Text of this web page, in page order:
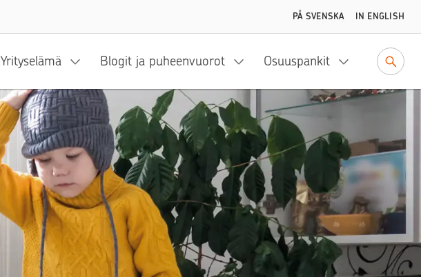
PÅ SVENSKA IN ENGLISH
Yrityselämä Blogit ja puheenvuorot Osuuspankit